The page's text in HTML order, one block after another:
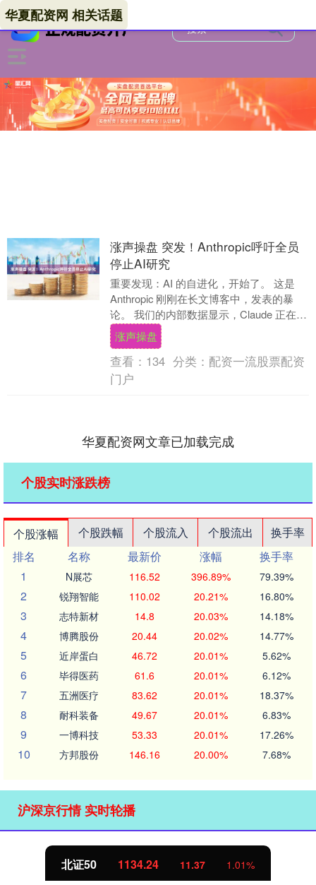
华夏配资网 相关话题
涨声操盘 突发！Anthropic呼吁全员
停止AI研究
重要发现：AI 的自进化，开始了。 这是
Anthropic 刚刚在长文博客中，发表的暴
论。 我们的内部数据显示，Claude 正在加
速 AI 发展，这可能是一....
涨声操盘
查看： 134 分类： 配资一流股票配资
门户
华夏配资网文章已加载完成
个股实时涨跌榜
个股涨幅 个股跌幅 个股流入 个股流出
换手率
排名
名称 最新价 涨幅
换手率
1
N展芯 116.52 396.89% 79.39%
2 锐翔智能 110.02 20.21% 16.80%
3 志特新材 14.8 20.03% 14.18%
4 博腾股份 20.44 20.02% 14.77%
5 近岸蛋白 46.72 20.01% 5.62%
6 毕得医药 61.6 20.01% 6.12%
7 五洲医疗 83.62 20.01% 18.37%
8 耐科装备 49.67 20.01% 6.83%
9 一博科技 53.33 20.01% 17.26%
10 方邦股份 146.16 20.00% 7.68%
沪深京行情 实时轮播
北证50 1134.24 11.37 1.01%